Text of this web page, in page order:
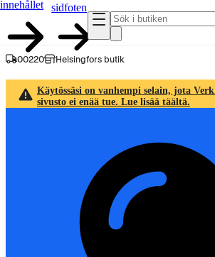
innehållet
sidfoten
00220 Helsingfors butik
Käytössäsi on vanhempi selain, jota
sivusto ei enää tue. Lue lisää täältä.